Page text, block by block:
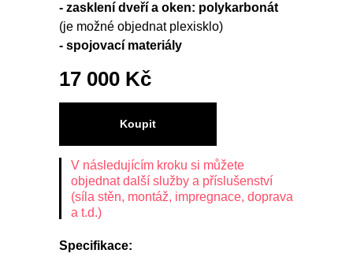
- zasklení dveří a oken: polykarbonát
(je možné objednat plexisklo)
- spojovací materiály
Specifikace:
17 000 Kč
Koupit
V následujícím kroku si můžete
objednat další služby a příslušenství
(síla stěn, montáž, impregnace, doprava
a t.d.)